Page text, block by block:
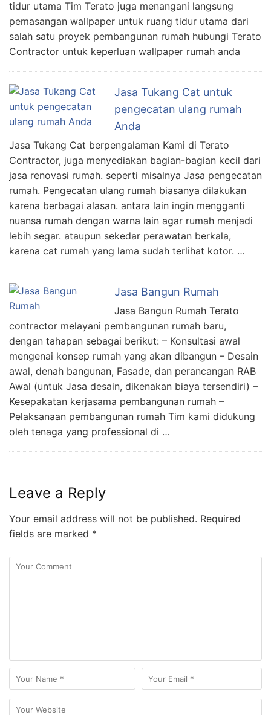
tidur utama Tim Terato juga menangani langsung
pemasangan wallpaper untuk ruang tidur utama dari
salah satu proyek pembangunan rumah hubungi Terato
Contractor untuk keperluan wallpaper rumah anda
Jasa Tukang Cat untuk
pengecatan ulang rumah
Anda
Jasa Tukang Cat berpengalaman Kami di Terato
Contractor, juga menyediakan bagian-bagian kecil dari
jasa renovasi rumah. seperti misalnya Jasa pengecatan
rumah. Pengecatan ulang rumah biasanya dilakukan
karena berbagai alasan. antara lain ingin mengganti
nuansa rumah dengan warna lain agar rumah menjadi
lebih segar. ataupun sekedar perawatan berkala,
karena cat rumah yang lama sudah terlihat kotor. …
Jasa Bangun Rumah
Jasa Bangun Rumah Terato
contractor melayani pembangunan rumah baru,
dengan tahapan sebagai berikut: – Konsultasi awal
mengenai konsep rumah yang akan dibangun – Desain
awal, denah bangunan, Fasade, dan perancangan RAB
Awal (untuk Jasa desain, dikenakan biaya tersendiri) –
Kesepakatan kerjasama pembangunan rumah –
Pelaksanaan pembangunan rumah Tim kami didukung
oleh tenaga yang professional di …
Leave a Reply
Your email address will not be published. Required
fields are marked *